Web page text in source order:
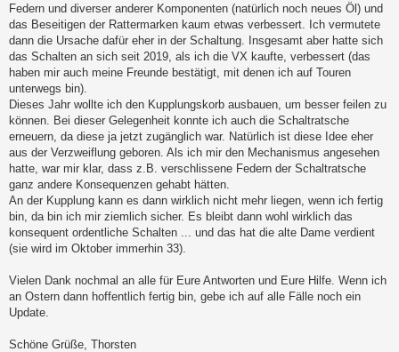
Federn und diverser anderer Komponenten (natürlich noch neues Öl) und
das Beseitigen der Rattermarken kaum etwas verbessert. Ich vermutete
dann die Ursache dafür eher in der Schaltung. Insgesamt aber hatte sich
das Schalten an sich seit 2019, als ich die VX kaufte, verbessert (das
haben mir auch meine Freunde bestätigt, mit denen ich auf Touren
unterwegs bin).
Dieses Jahr wollte ich den Kupplungskorb ausbauen, um besser feilen zu
können. Bei dieser Gelegenheit konnte ich auch die Schaltratsche
erneuern, da diese ja jetzt zugänglich war. Natürlich ist diese Idee eher
aus der Verzweiflung geboren. Als ich mir den Mechanismus angesehen
hatte, war mir klar, dass z.B. verschlissene Federn der Schaltratsche
ganz andere Konsequenzen gehabt hätten.
An der Kupplung kann es dann wirklich nicht mehr liegen, wenn ich fertig
bin, da bin ich mir ziemlich sicher. Es bleibt dann wohl wirklich das
konsequent ordentliche Schalten ... und das hat die alte Dame verdient
(sie wird im Oktober immerhin 33).
Vielen Dank nochmal an alle für Eure Antworten und Eure Hilfe. Wenn ich
an Ostern dann hoffentlich fertig bin, gebe ich auf alle Fälle noch ein
Update.
Schöne Grüße, Thorsten